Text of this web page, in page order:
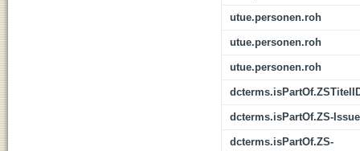
utue.personen.roh
utue.personen.roh
utue.personen.roh
dcterms.isPartOf.ZS-Issue
dcterms.isPartOf.ZS-